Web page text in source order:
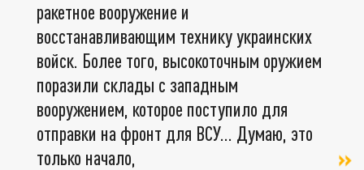
ракетное вооружение и
восстанавливающим технику украинских
войск. Более того, высокоточным оружием
поразили склады с западным
вооружением, которое поступило для
отправки на фронт для ВСУ... Думаю, это
только начало,